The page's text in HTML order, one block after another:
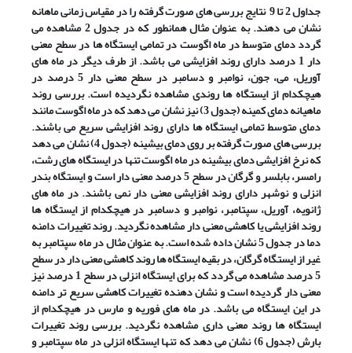
جداول 2 تا 9 نتایج بررسی های صورت گرفته را در مقیاس زمانی ماهانه
نشان می دهند. به عنوان مثال همانطور که در جدول 2 مشاهده می
گردد دمای متوسط در ماه اگوست در تمامی ایستگاه ها در سطح معنی
دار 1 درصد دارای روند افزایشی می باشد. از طرف دیگر در ماه های
آوریل، می، جون، نوامبر و دسامبر در سطح معنی دار 5 درصد در
هیچکدام از ایستگاه ها روندی مشاهده نگردیده است. بررسی روند
ماهیانه دمای کمینه (جدول 3) نیز نشان می دهد که در ماه اگوست مانند
دمای متوسط تمامی ایستگاه ها دارای روند افزایشی سریع می باشند.
بررسی های صورت گرفته بر روی دمای بیشینه (جدول 4) نشان می دهد
که نرخ افزایشی دمای بیشینه در ماه اگوست تنها در ایستگاه های رشت،
رامسر، بابلسر و گرگان در سطح 5 درصد معنی دار است و ایستگاه بندر
انزلی و نوشهر دارای روند افزایشی معنی دار نمی باشند. در ماه های
ژانویه، آوریل، سپتامبر، نوامبر و دسامبر در هیچکدام از ایستگاه ها
روند افزایشی یا کاهشی معنی دار مشاهده نگردید. روند تغییرات دامنه
دما در جدول 5 نشان داده شده است. به عنوان مثال در ماه سپتامبر به
غیر از ایستگاه گرگان، در بقیه ایستگاه ها روند کاهشی معنی دار در سطح
5 درصد مشاهده می گردد که برای ایستگاه انزلی در سطح 1 درصد نیز
معنی دار گردیده است و نشان دهنده تغییرات کاهشی سریع تر دامنه
در این ایستگاه می باشد. در ماه های فوریه و مارس در هیچکدام از
ایستگاه ها روند معنی داری مشاهده نگردید. بررسی روند تغییرات
بارش (جدول 6) نشان می دهد که تنها ایستگاه انزلی در ماه سپتامبر و